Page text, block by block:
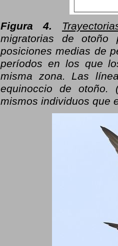
Figura 4.
migratorias de otoño
posiciones medias de
períodos en los que
misma zona. Las
equinoccio de otoño.
mismos individuos que